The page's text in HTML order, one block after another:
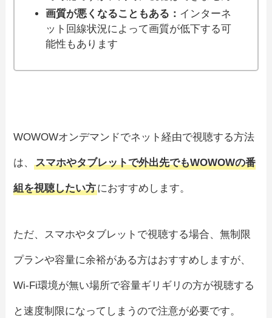
画質が悪くなることもある： インターネ
ット回線状況によって画質が低下する可
能性もあります
WOWOWオンデマンドでネット経由で視聴する方法
は、スマホやタブレットで外出先でもWOWOWの番
組を視聴したい方におすすめします。
ただ、スマホやタブレットで視聴する場合、無制限
プランや容量に余裕がある方はおすすめしますが、
Wi-Fi環境が無い場所で容量ギリギリの方が視聴する
と速度制限になってしまうので注意が必要です。